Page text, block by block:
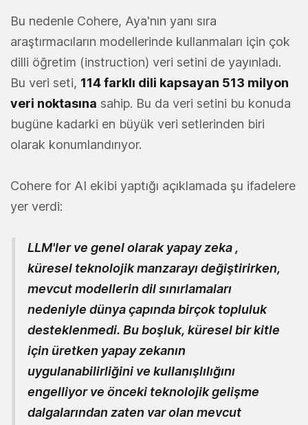
Bu nedenle Cohere, Aya'nın yanı sıra
araştırmacıların modellerinde kullanmaları için çok
dilli öğretim (instruction) veri setini de yayınladı.
Bu veri seti, 114 farklı dili kapsayan 513 milyon
veri noktasına sahip. Bu da veri setini bu konuda
bugüne kadarki en büyük veri setlerinden biri
olarak konumlandırıyor.
Cohere for AI ekibi yaptığı açıklamada şu ifadelere
yer verdi:
LLM'ler ve genel olarak yapay zeka ,
küresel teknolojik manzarayı değiştirirken,
mevcut modellerin dil sınırlamaları
nedeniyle dünya çapında birçok topluluk
desteklenmedi. Bu boşluk, küresel bir kitle
için üretken yapay zekanın
uygulanabilirliğini ve kullanışlılığını
engelliyor ve önceki teknolojik gelişme
dalgalarından zaten var olan mevcut